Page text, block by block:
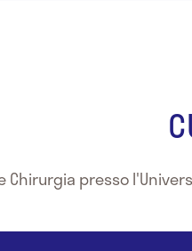
Chirurgia presso